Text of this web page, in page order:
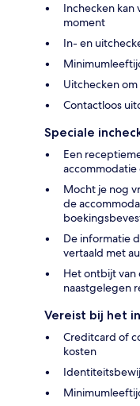
Inchecken kan
moment
In- en
Uitchecken om
Contactloos
Speciale
Een
accommodatie
Mocht je nog
de
De informatie
vertaald met
Het ontbijt van
naastgelegen
Vereist bij het
Creditcard of
kosten